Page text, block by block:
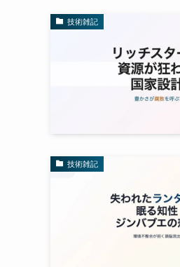
技術雑記
技術雑記